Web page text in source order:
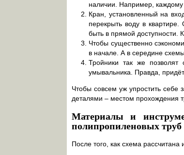
наличии. Например, каждому
Кран, установленный на
перекрыть воду в
быть в прямой доступности.
Чтобы существенно
в начале. А в середине
Тройники так же позволят
умывальника. Правда,
Чтобы совсем уж упростить себе
деталями – местом прохождения
Материалы и
полипропиленовых труб
После того, как схема